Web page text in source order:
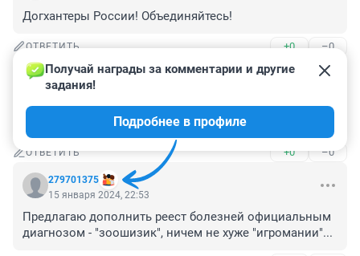
Догхантеры России! Объединяйтесь!
ОТВЕТИТЬ +0 –0
Гость
16 января 2024, 09:28
Собаки его сами спровоцировали, человек просто так
нападать не будет! (с) 😁👍
ОТВЕТИТЬ +0 –0
279701375
Получай награды за комментарии и другие
задания!
Подробнее в профиле
15 января 2024, 22:53
Предлагаю дополнить реест болезней официальным
диагнозом - "зоошизик", ничем не хуже "игромании"...